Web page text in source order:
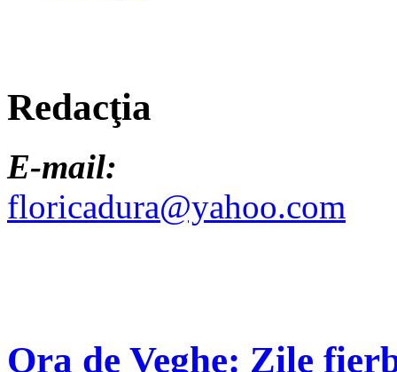
Redacţia
E-mail:
floricadura@yahoo.com
Ora de Veghe: Zile